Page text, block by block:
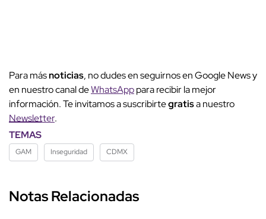
Para másnoticias, no dudes en seguirnos en Google News y
en nuestro canal deWhatsApppara recibir la mejor
información. Te invitamos a suscribirtegratisa nuestro
Newsletter.
TEMAS
GAM Inseguridad CDMX
Notas Relacionadas